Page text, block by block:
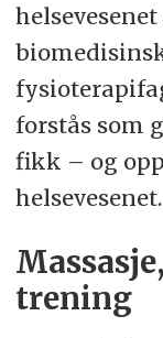
forstås som
fikk – og
helsevesenet.
trening